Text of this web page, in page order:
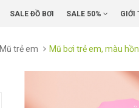
SALE ĐỒ BƠI SALE 50% GIỚI
Mũ trẻ em Mũ bơi trẻ em, màu